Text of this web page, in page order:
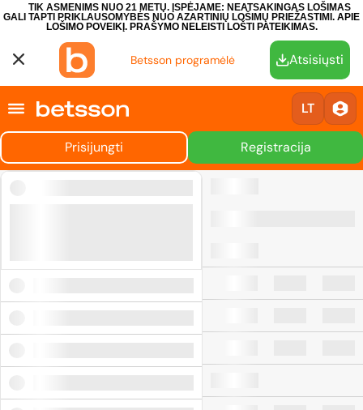
TIK ASMENIMS NUO 21 METŲ. ĮSPĖJAME: NEATSAKINGAS LOŠIMAS
GALI TAPTI PRIKLAUSOMYBĖS NUO AZARTINIŲ LOŠIMŲ PRIEŽASTIMI. APIE
LOŠIMO POVEIKĮ. PRAŠYMO NELEISTI LOŠTI PATEIKIMAS.
Betsson programėlė Atsisiųsti
LT
Prisijungti Registracija